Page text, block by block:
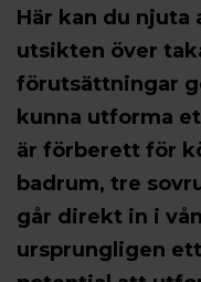
Här kan du njuta
utsikten över
förutsättningar
kunna utforma
är förberett för
badrum, tre
går direkt in i
ursprungligen